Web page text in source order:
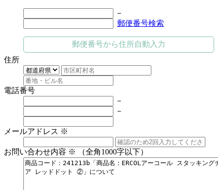
－
郵便番号検索
郵便番号から住所自動入力
住所
電話番号
－
－
メールアドレス ※
お問い合わせ内容 ※ （全角1000字以下）